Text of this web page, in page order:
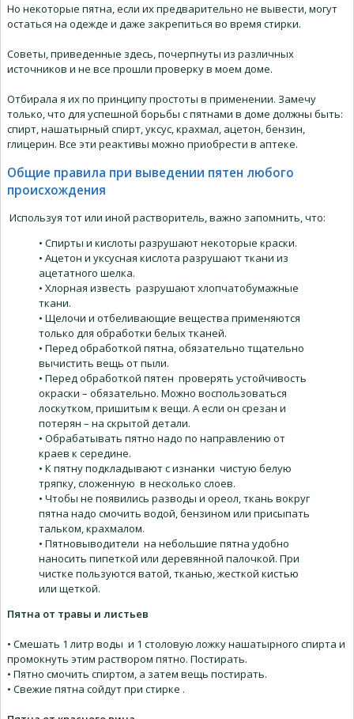
Но некоторые пятна, если их предварительно не вывести, могут
остаться на одежде и даже закрепиться во время стирки.
Советы, приведенные здесь, почерпнуты из различных
источников и не все прошли проверку в моем доме.
Отбирала я их по принципу простоты в применении. Замечу
только, что для успешной борьбы с пятнами в доме должны быть:
спирт, нашатырный спирт, уксус, крахмал, ацетон, бензин,
глицерин. Все эти реактивы можно приобрести в аптеке.
Общие правила при выведении пятен любого
происхождения
Используя тот или иной растворитель, важно запомнить, что:
• Спирты и кислоты разрушают некоторые краски.
• Ацетон и уксусная кислота разрушают ткани из
ацетатного шелка.
• Хлорная известь разрушают хлопчатобумажные
ткани.
• Щелочи и отбеливающие вещества применяются
только для обработки белых тканей.
• Перед обработкой пятна, обязательно тщательно
вычистить вещь от пыли.
• Перед обработкой пятен проверять устойчивость
окраски – обязательно. Можно воспользоваться
лоскутком, пришитым к вещи. А если он срезан и
потерян – на скрытой детали.
• Обрабатывать пятно надо по направлению от
краев к середине.
• К пятну подкладывают с изнанки чистую белую
тряпку, сложенную в несколько слоев.
• Чтобы не появились разводы и ореол, ткань вокруг
пятна надо смочить водой, бензином или присыпать
тальком, крахмалом.
• Пятновыводители на небольшие пятна удобно
наносить пипеткой или деревянной палочкой. При
чистке пользуются ватой, тканью, жесткой кистью
или щеткой.
Пятна от травы и листьев
• Смешать 1 литр воды и 1 столовую ложку нашатырного спирта и
промокнуть этим раствором пятно. Постирать.
• Пятно смочить спиртом, а затем вещь постирать.
• Свежие пятна сойдут при стирке .